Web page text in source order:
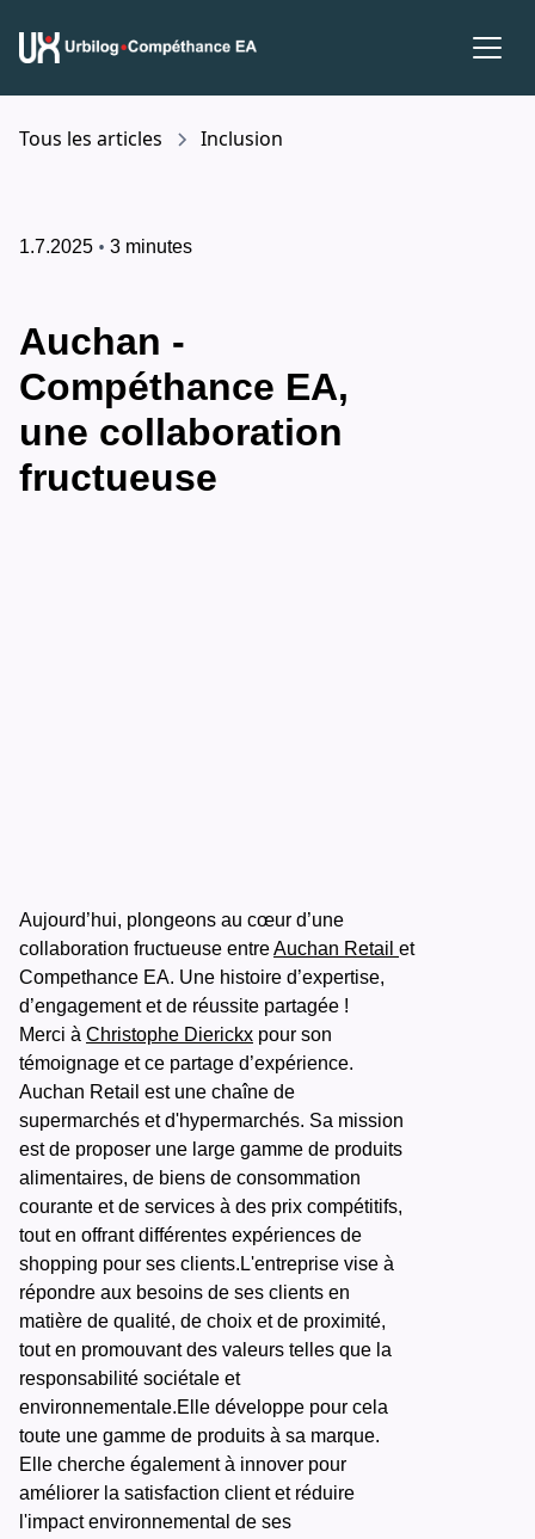
Tous les articles Inclusion
1.7.2025 • 3 minutes
Auchan -
Compéthance EA,
une collaboration
fructueuse
Aujourd’hui, plongeons au cœur d’une
collaboration fructueuse entreAuchan Retail et
Compethance EA. Une histoire d’expertise,
d’engagement et de réussite partagée !
Merci à Christophe Dierickx pour son
témoignage et ce partage d’expérience.
Auchan Retail est une chaîne de
supermarchés et d'hypermarchés. Sa mission
est de proposer une large gamme de produits
alimentaires, de biens de consommation
courante et de services à des prix compétitifs,
tout en offrant différentes expériences de
shopping pour ses clients.L'entreprise vise à
répondre aux besoins de ses clients en
matière de qualité, de choix et de proximité,
tout en promouvant des valeurs telles que la
responsabilité sociétale et
environnementale.Elle développe pour cela
toute une gamme de produits à sa marque.
Elle cherche également à innover pour
améliorer la satisfaction client et réduire
l'impact environnemental de ses